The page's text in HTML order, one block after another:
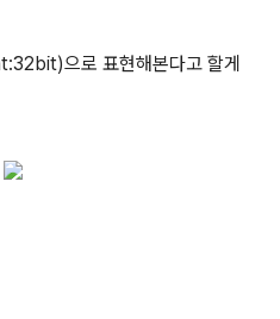
으로 표현해본다고 할게